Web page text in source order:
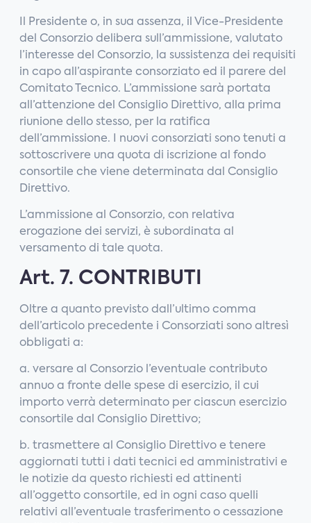
Il Presidente o, in sua assenza, il Vice-Presidente
del Consorzio delibera sull’ammissione, valutato
l’interesse del Consorzio, la sussistenza dei requisiti
in capo all’aspirante consorziato ed il parere del
Comitato Tecnico. L’ammissione sarà portata
all’attenzione del Consiglio Direttivo, alla prima
riunione dello stesso, per la ratifica
dell’ammissione. I nuovi consorziati sono tenuti a
sottoscrivere una quota di iscrizione al fondo
consortile che viene determinata dal Consiglio
Direttivo.
L’ammissione al Consorzio, con relativa
erogazione dei servizi, è subordinata al
versamento di tale quota.
Art. 7. CONTRIBUTI
Oltre a quanto previsto dall’ultimo comma
dell’articolo precedente i Consorziati sono altresì
obbligati a:
a. versare al Consorzio l’eventuale contributo
annuo a fronte delle spese di esercizio, il cui
importo verrà determinato per ciascun esercizio
consortile dal Consiglio Direttivo;
b. trasmettere al Consiglio Direttivo e tenere
aggiornati tutti i dati tecnici ed amministrativi e
le notizie da questo richiesti ed attinenti
all’oggetto consortile, ed in ogni caso quelli
relativi all’eventuale trasferimento o cessazione